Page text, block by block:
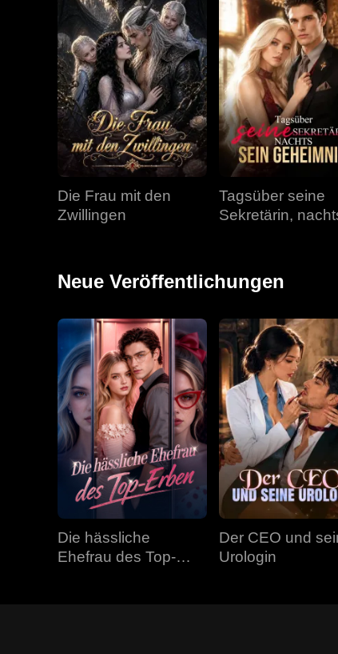
Die Frau mit den
Zwillingen
Tagsüber seine
Sekretärin,
Neue Veröffentlichungen
Die hässliche
Ehefrau des Top-
Der CEO und
Urologin